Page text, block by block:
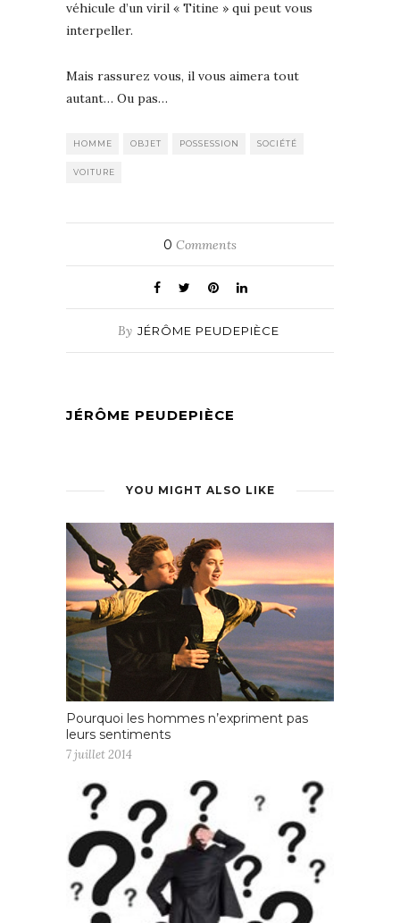
véhicule d’un viril « Titine » qui peut vous
interpeller.
Mais rassurez vous, il vous aimera tout
autant… Ou pas…
HOMME OBJET POSSESSION SOCIÉTÉ
VOITURE
0 Comments
By JÉRÔME PEUDEPIÈCE
JÉRÔME PEUDEPIÈCE
YOU MIGHT ALSO LIKE
Pourquoi les hommes n’expriment pas
leurs sentiments
7 juillet 2014